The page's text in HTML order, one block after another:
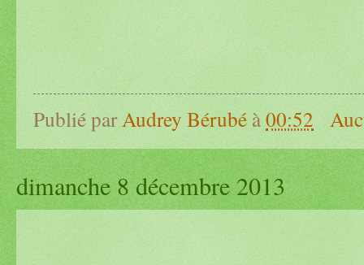
Publié parAudrey Bérubé à00:52
dimanche 8 décembre 2013